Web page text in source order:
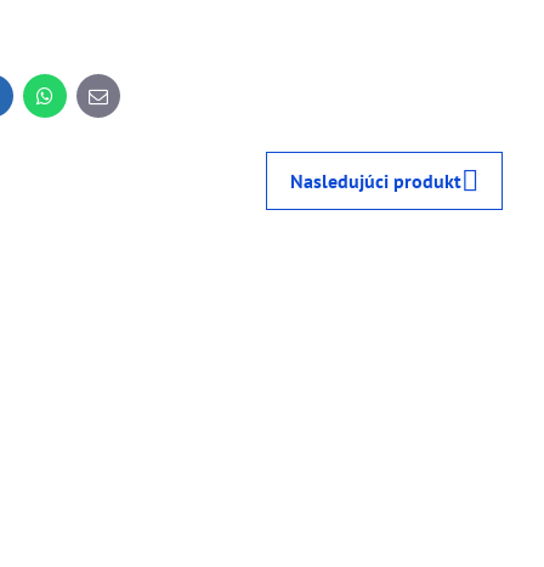
WhatsApp
E-
mail
Nasledujúci produkt